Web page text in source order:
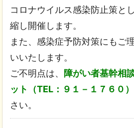
コロナウイルス感染防止策と
縮し開催します。
また、感染症予防対策にもご
いいたします。
ご不明点は、 障がい者基幹相
ット（TEL：９１－１７６０）
さい。